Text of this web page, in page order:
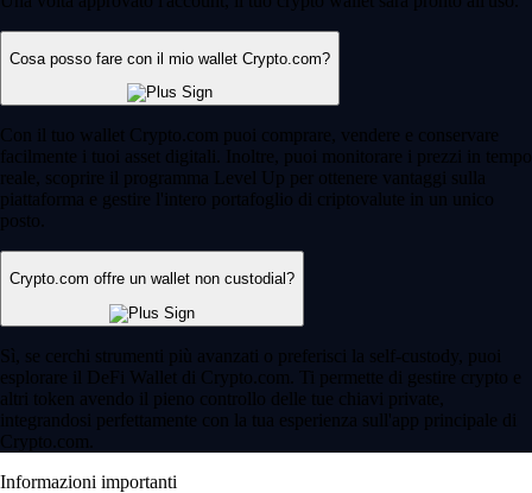
Cosa posso fare con il mio wallet Crypto.com?
Con il tuo wallet Crypto.com puoi comprare, vendere e conservare
facilmente i tuoi asset digitali. Inoltre, puoi monitorare i prezzi in tempo
reale, scoprire il programma Level Up per ottenere vantaggi sulla
piattaforma e gestire l'intero portafoglio di criptovalute in un unico
posto.
Crypto.com offre un wallet non custodial?
Sì, se cerchi strumenti più avanzati o preferisci la self-custody, puoi
esplorare il DeFi Wallet di Crypto.com. Ti permette di gestire crypto e
altri token avendo il pieno controllo delle tue chiavi private,
integrandosi perfettamente con la tua esperienza sull'app principale di
Crypto.com.
Informazioni importanti